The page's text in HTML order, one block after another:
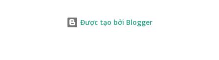
Được tạo bởi Blogger